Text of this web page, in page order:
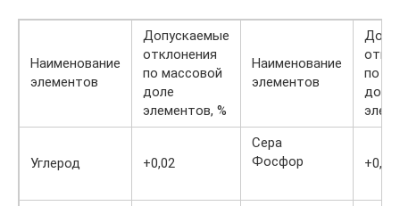
Наименование
элементов
Допускаемые
отклонения
по массовой
доле
элементов, %
Наименование
элементов
по
доле
Углерод +0,02
Сера
Фосфор